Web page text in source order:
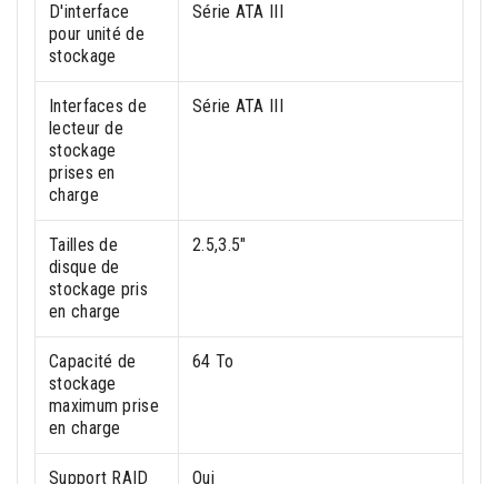
D'interface
pour unité de
stockage
Série ATA III
Interfaces de
lecteur de
stockage
prises en
charge
Série ATA III
Tailles de
disque de
stockage pris
en charge
2.5,3.5"
Capacité de
stockage
maximum prise
en charge
64 To
Support RAID Oui